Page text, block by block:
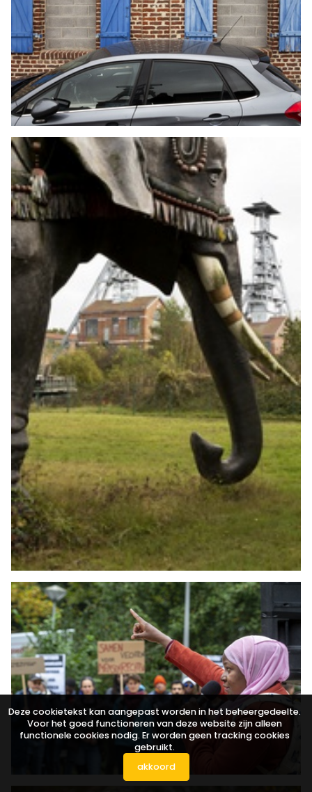
Deze cookietekst kan aangepast worden in het beheergedeelte.
Voor het goed functioneren van deze website zijn alleen
functionele cookies nodig. Er worden geen tracking cookies
gebruikt.
akkoord